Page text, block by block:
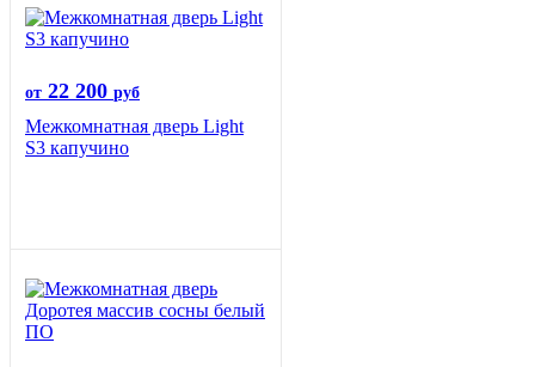
от 22 200 руб
Межкомнатная дверь Light
S3 капучино